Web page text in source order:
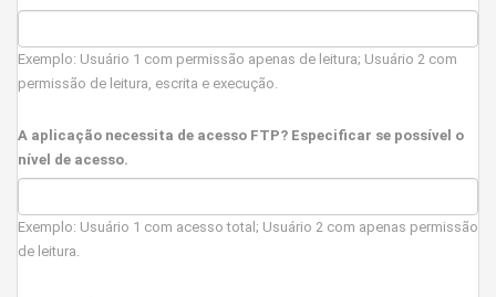
Exemplo: Usuário 1 com permissão apenas de leitura; Usuário 2 com
permissão de leitura, escrita e execução.
A aplicação necessita de acesso FTP? Especificar se possível o
nível de acesso.
Exemplo: Usuário 1 com acesso total; Usuário 2 com apenas permissão
de leitura.